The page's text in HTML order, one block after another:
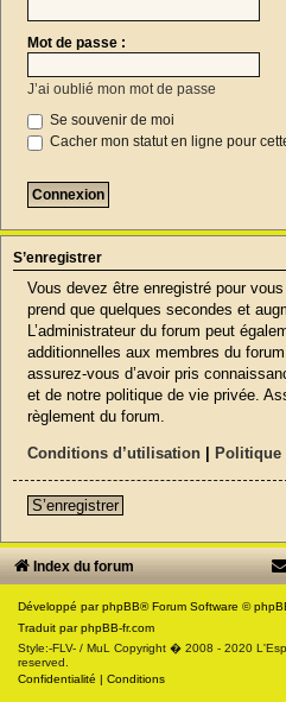
Mot de passe :
J’ai oublié mon mot de passe
Se souvenir de moi
Cacher mon statut en ligne pour
S’enregistrer
Vous devez être enregistré pour
prend que quelques secondes et
L’administrateur du forum peut
additionnelles aux membres du
assurez-vous d’avoir pris
et de notre politique de vie privée.
règlement du forum.
Conditions d’utilisation Politique
S’enregistrer
Index du forum
Développé parphpBB® Forum Software ©
Traduit parphpBB-fr.com
Style:-FLV- / MuL Copyright � 2008 - 2020
reserved.
Confidentialité
Conditions